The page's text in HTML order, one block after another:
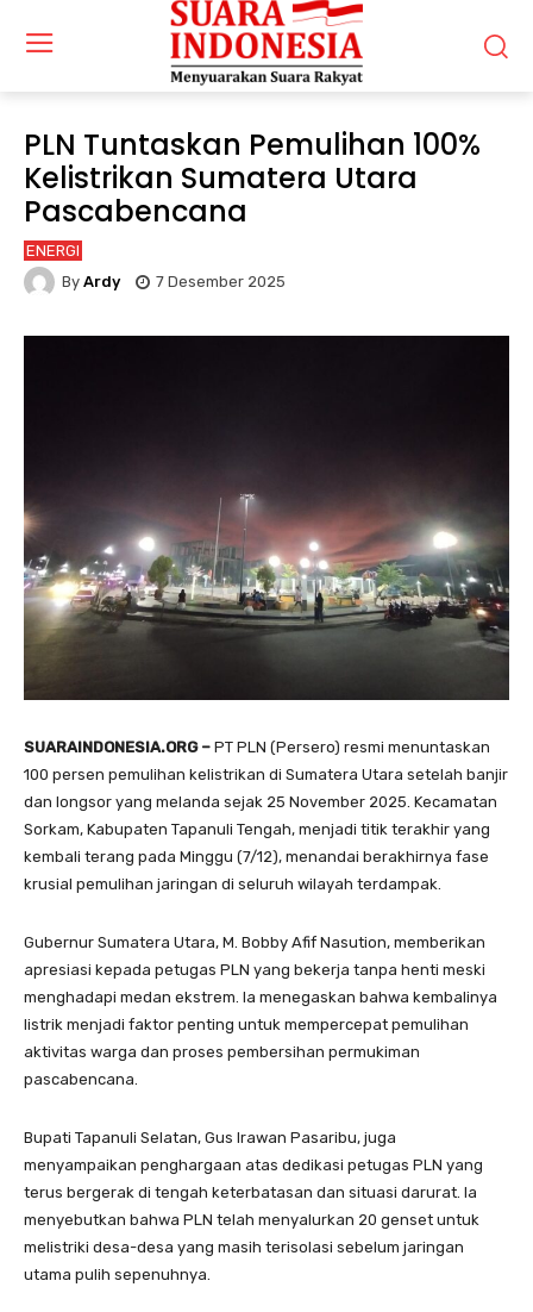
PLN Tuntaskan Pemulihan 100%
Kelistrikan Sumatera Utara
Pascabencana
ENERGI
By Ardy 7 Desember 2025
SUARAINDONESIA.ORG – PT PLN (Persero) resmi menuntaskan
100 persen pemulihan kelistrikan di Sumatera Utara setelah banjir
dan longsor yang melanda sejak 25 November 2025. Kecamatan
Sorkam, Kabupaten Tapanuli Tengah, menjadi titik terakhir yang
kembali terang pada Minggu (7/12), menandai berakhirnya fase
krusial pemulihan jaringan di seluruh wilayah terdampak.
Gubernur Sumatera Utara, M. Bobby Afif Nasution, memberikan
apresiasi kepada petugas PLN yang bekerja tanpa henti meski
menghadapi medan ekstrem. Ia menegaskan bahwa kembalinya
listrik menjadi faktor penting untuk mempercepat pemulihan
aktivitas warga dan proses pembersihan permukiman
pascabencana.
Bupati Tapanuli Selatan, Gus Irawan Pasaribu, juga
menyampaikan penghargaan atas dedikasi petugas PLN yang
terus bergerak di tengah keterbatasan dan situasi darurat. Ia
menyebutkan bahwa PLN telah menyalurkan 20 genset untuk
melistriki desa-desa yang masih terisolasi sebelum jaringan
utama pulih sepenuhnya.